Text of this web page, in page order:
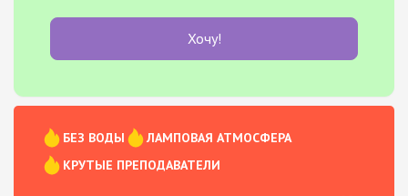
Хочу!
БЕЗ ВОДЫ
ЛАМПОВАЯ АТМОСФЕРА
КРУТЫЕ ПРЕПОДАВАТЕЛИ